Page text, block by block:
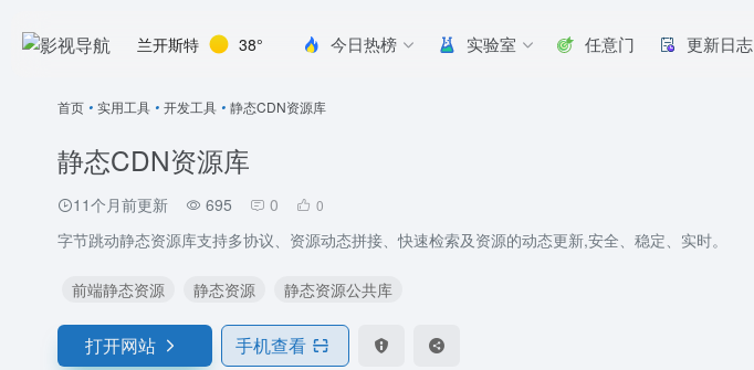
兰开斯特 38° 今日热榜 实验室 任意门 更新日志
首页 • 实用工具 • 开发工具 • 静态CDN资源库
静态CDN资源库
11个月前更新 695 0 0
字节跳动静态资源库支持多协议、资源动态拼接、快速检索及资源的动态更新,安全、稳定、实时。
前端静态资源 静态资源 静态资源公共库
打开网站 手机查看